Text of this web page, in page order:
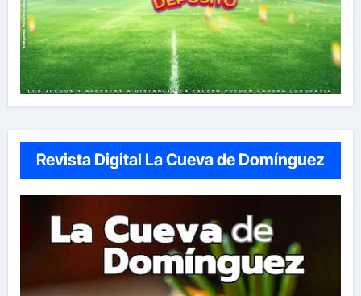
Revista Digital La Cueva de Domínguez